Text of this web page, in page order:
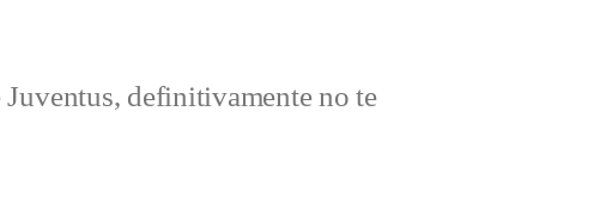
definitivamente no te